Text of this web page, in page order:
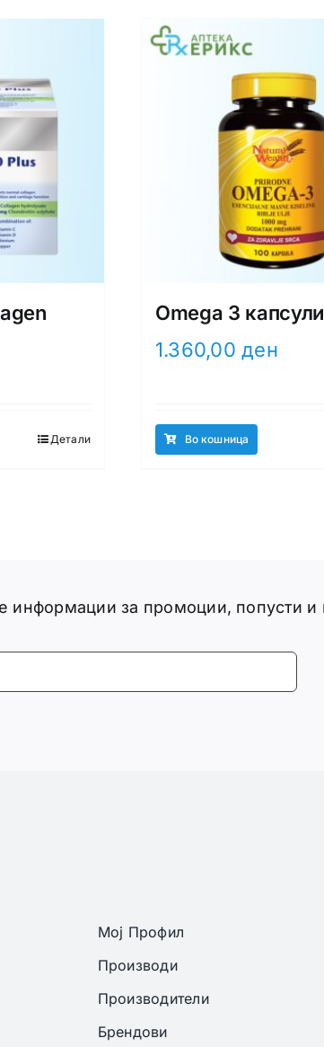
Детали
Omega 3 капсули
1.360,00ден
Во кошница
информации за промоции, попусти
Мој Профил
Производи
Производители
Брендови